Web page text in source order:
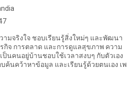
มจริงใจ ชอบเรียนรู้สิ่งใหม่ๆ และพัฒนา
บค้นคว้าหาข้อมูล และเรียนรู้ด้วยตนเอง เพ